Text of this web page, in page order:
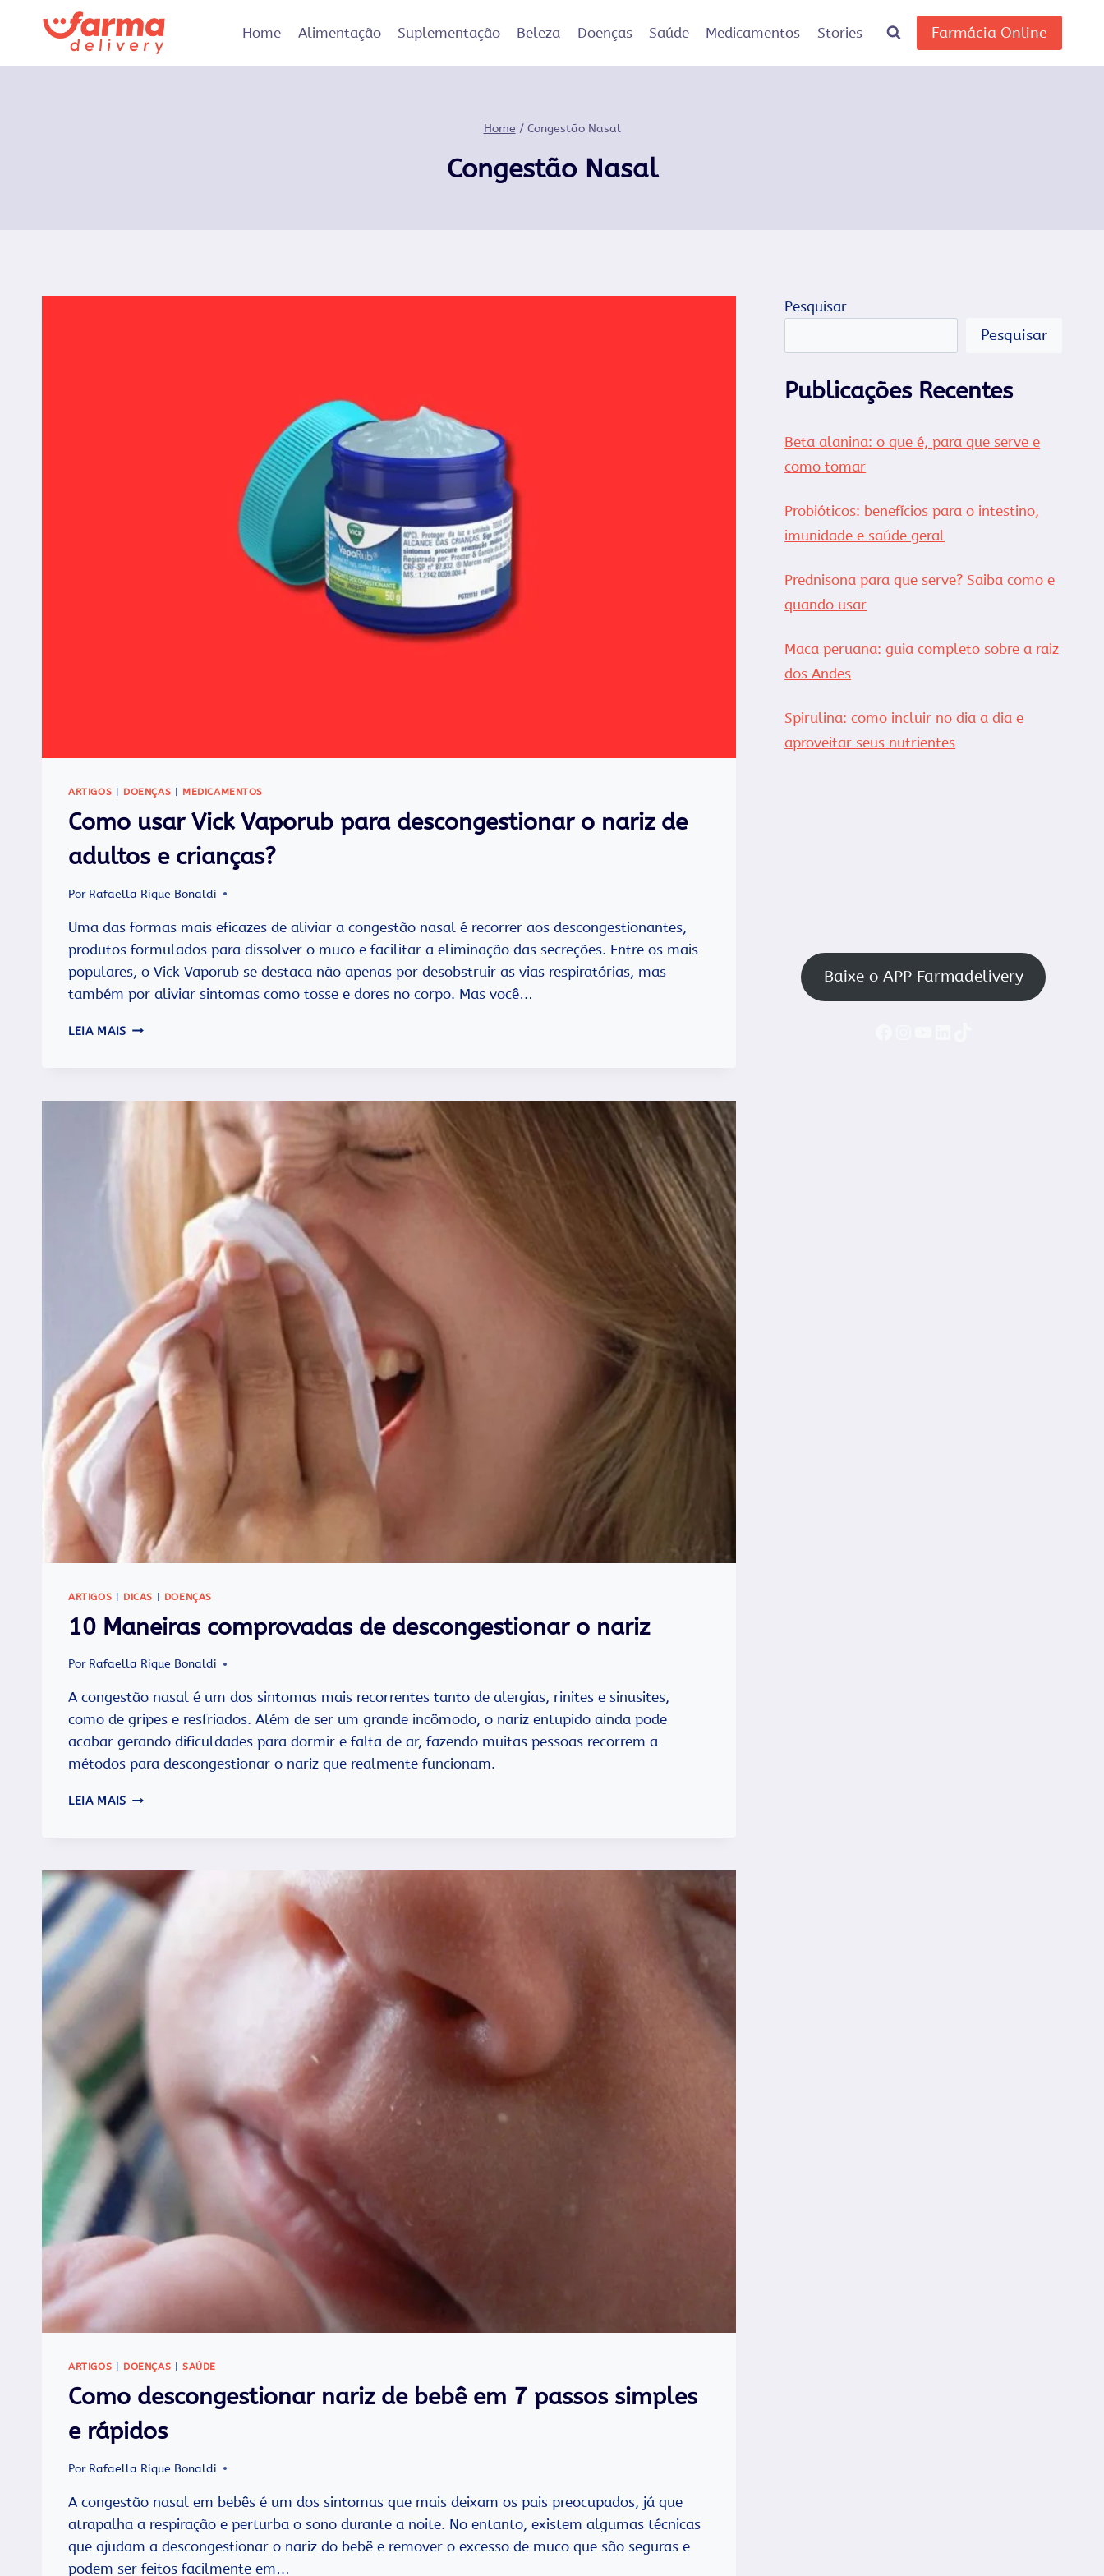
Home Alimentação Suplementação Beleza Doenças Saúde Medicamentos Stories Farmácia Online
Home / Congestão Nasal
Congestão Nasal
ARTIGOS DOENÇAS MEDICAMENTOS
Como usar Vick Vaporub para descongestionar o nariz de
adultos e crianças?
Por Rafaella Rique Bonaldi
Uma das formas mais eficazes de aliviar a congestão nasal é recorrer aos descongestionantes,
produtos formulados para dissolver o muco e facilitar a eliminação das secreções. Entre os mais
populares, o Vick Vaporub se destaca não apenas por desobstruir as vias respiratórias, mas
também por aliviar sintomas como tosse e dores no corpo. Mas você…
LEIA MAIS COMO
CRIANÇAS?
ARTIGOS | DICAS | DOENÇAS
10 Maneiras comprovadas de descongestionar o nariz
Por Rafaella Rique Bonaldi
A congestão nasal é um dos sintomas mais recorrentes tanto de alergias, rinites e sinusites,
como de gripes e resfriados. Além de ser um grande incômodo, o nariz entupido ainda pode
acabar gerando dificuldades para dormir e falta de ar, fazendo muitas pessoas recorrem a
métodos para descongestionar o nariz que realmente funcionam.
LEIA MAIS 10
NARIZ
ARTIGOS DOENÇAS SAÚDE
Como descongestionar nariz de bebê em 7 passos simples
e rápidos
Por Rafaella Rique Bonaldi
A congestão nasal em bebês é um dos sintomas que mais deixam os pais preocupados, já que
atrapalha a respiração e perturba o sono durante a noite. No entanto, existem algumas técnicas
que ajudam a descongestionar o nariz do bebê e remover o excesso de muco que são seguras e
podem ser feitos facilmente em…
Pesquisar
Pesquisar
Publicações Recentes
Beta alanina: o que é, para que serve e
como tomar
Probióticos: benefícios para o intestino,
imunidade e saúde geral
Prednisona para que serve? Saiba como e
quando usar
Maca peruana: guia completo sobre a raiz
dos Andes
Spirulina: como incluir no dia a dia e
aproveitar seus nutrientes
Baixe o APP Farmadelivery